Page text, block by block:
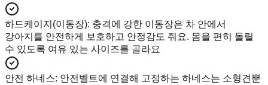
하드케이지(이동장): 충격에 강한 이동장은 차 안에서
강아지를 안전하게 보호하고 안정감도 줘요. 몸을 편히 돌릴
수 있도록 여유 있는 사이즈를 골라요
안전 하네스: 안전벨트에 연결해 고정하는 하네스는 소형견뿐